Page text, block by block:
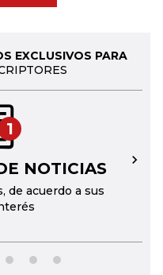
EXCLUSIVOS PARA
1
NOTICIAS
de acuerdo a sus
→